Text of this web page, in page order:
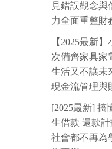
見錯誤觀念與
力全面重整財
【2025最新
次備齊家具家
生活又不讓未
現金流管理與
[2025最新] 搞
生借款 還款
社會都不再為